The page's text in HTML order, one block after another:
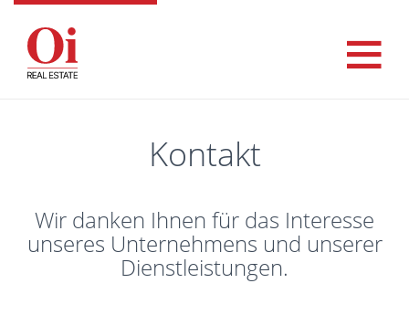
Kontakt
Wir danken Ihnen für das Interesse
unseres Unternehmens und unserer
Dienstleistungen.